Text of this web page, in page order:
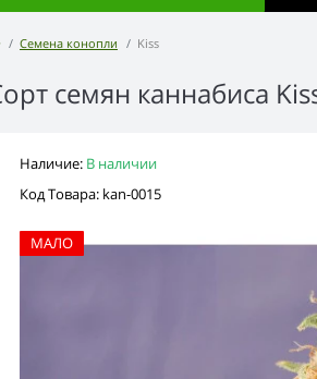
Семена конопли Kiss
семян каннабиса
Наличие: В наличии
Код Товара: kan-0015
МАЛО